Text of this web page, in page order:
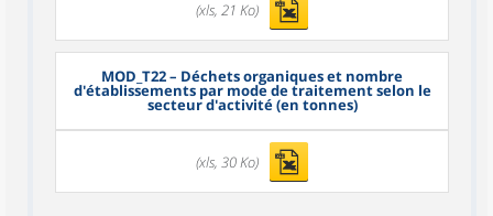
(xls, 21 Ko)
MOD_T22– Déchets organiques et nombre
d'établissements par mode de traitement selon le
secteur d'activité (en tonnes)
(xls, 30 Ko)